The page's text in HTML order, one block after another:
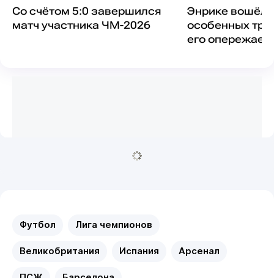
Со счётом 5:0 завершился
матч участника ЧМ-2026
Энрике вошёл
особенных
его опережает
Футбол Лига чемпионов
Великобритания Испания Арсенал